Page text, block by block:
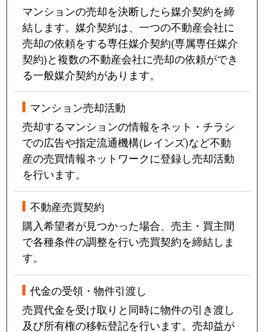
マンションの売却を決断したら媒介契約を締
結します。媒介契約は、一つの不動産会社に
売却の依頼をする専任媒介契約(専属専任媒介
契約)と複数の不動産会社に売却の依頼ができ
る一般媒介契約があります。
マンション売却活動
売却するマンションの情報をネット・チラシ
での広告や指定流通機構(レインズ)など不動
産の売買情報ネットワークに登録し売却活動
を行います。
不動産売買契約
購入希望者が見つかった場合、売主・買主間
で各種条件の調整を行い売買契約を締結しま
す。
代金の受領・物件引渡し
売買代金を受け取りと同時に物件の引き渡し
及び所有権の移転登記を行います。売却益が